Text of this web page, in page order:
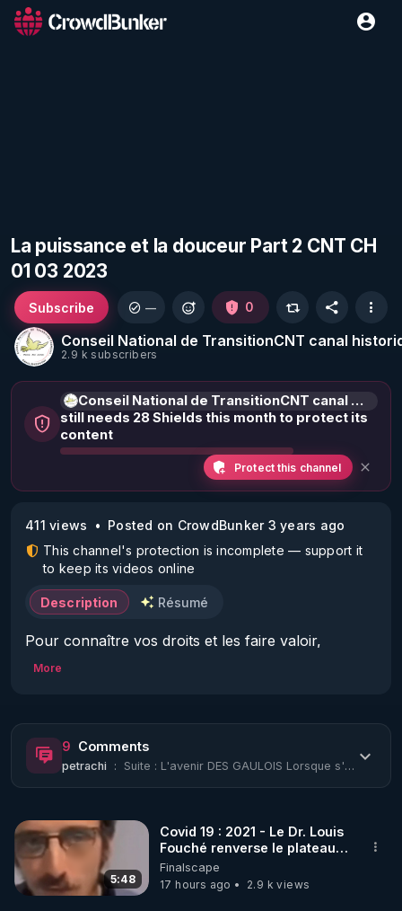
La puissance et la douceur Part 2 CNT CH
01 03 2023
Conseil National de TransitionCNT canal
2.9 k subscribers
Subscribe — 0
Conseil National de TransitionCNT canal historique
still needs 28 Shields this month to protect its
content
Protect this channel
411 views
Posted on CrowdBunker 3 years ago
This channel's protection is incomplete — support it
to keep its videos online
Description Résumé
Pour connaître vos droits et les faire valoir,
informez-vous sur le site www.conseilnational.fr
Réponse
       * allez sur notre site  :
https://www.conseilnational.fr
       * remplir le formulaire contact et le valider
Nous seront heureux de partager nos expériences
de vie et de savoir, pour le bien de tous, et surtout,
More
9 Comments
petrachi : Suite : L'avenir DES GAULOIS Lorsque s'effectue la rencontre d'une conception ph...
5:48
Covid 19 : 2021 - Le Dr. Louis
Fouché renverse le plateau
de CNews !
Finalscape
17 hours ago
2.9 k views